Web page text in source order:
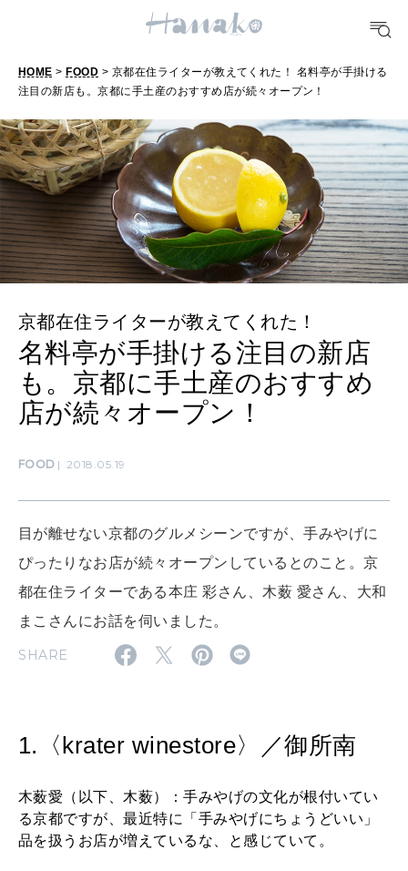
TRAVEL
どこ行く？
明日のわたし
[12星座別] Weekly Holoscope
[12星座別] Monthly Love Holoscope
女神まり愛のタロットメッセージ
HEALTH
自分にやさしく
MAMA
ママもいろいろ
CULTURE
WORK&MONEY
MAGAZINE
2026年9月号「北海道 おいしく遊ぶ、夏のご褒美旅。」
2026年8月号『お茶の時間です。』
HOME > FOOD > 京都在住ライターが教えてくれた！ 名料亭が手掛ける
注目の新店も。京都に手土産のおすすめ店が続々オープン！
京都在住ライターが教えてくれた！
名料亭が手掛ける注目の新店
も。京都に手土産のおすすめ
店が続々オープン！
FOOD 2018.05.19
目が離せない京都のグルメシーンですが、手みやげに
ぴったりなお店が続々オープンしているとのこと。京
都在住ライターである本庄 彩さん、木薮 愛さん、大和
まこさんにお話を伺いました。
SHARE
1.〈krater winestore〉／御所南
木薮愛（以下、木薮）：手みやげの文化が根付いてい
る京都ですが、最近特に「手みやげにちょうどいい」
品を扱うお店が増えているな、と感じていて。